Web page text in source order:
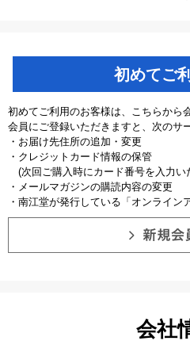
初めてご
初めてご利用のお客様は、こちらから
会員にご登録いただきますと、次のサ
・お届け先住所の追加・変更
・クレジットカード情報の保管
(次回ご購入時にカード番号を入力い
・メールマガジンの購読内容の変更
・南江堂が発行している「オンライン
会社